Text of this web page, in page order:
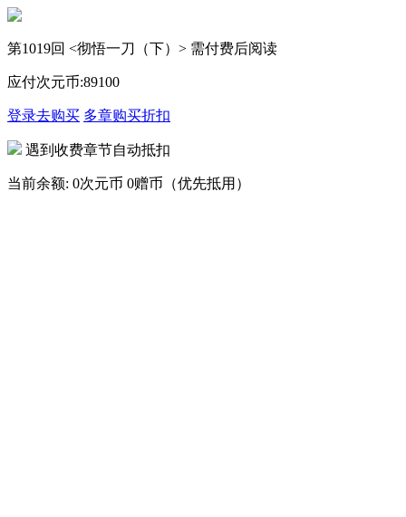
第1019回 <彻悟一刀（下）> 需付费后阅读
应付次元币:89100
登录去购买 多章购买折扣
遇到收费章节自动抵扣
当前余额: 0次元币 0赠币（优先抵用）